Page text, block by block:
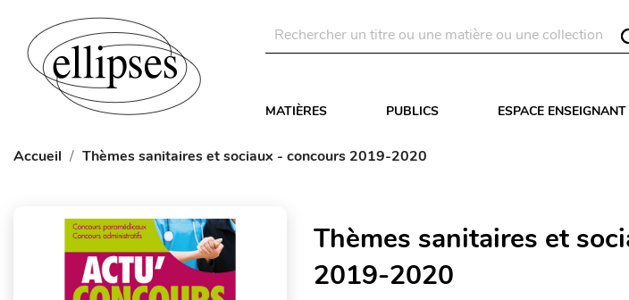
MATIÈRES PUBLICS ESPACE ENSEIGNANT
Accueil Thèmes sanitaires et sociaux - concours 2019-2020
Thèmes sanitaires et
2019-2020